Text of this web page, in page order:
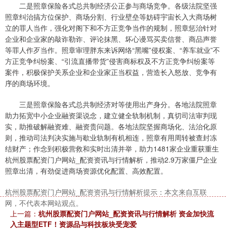
二是照章保险各式总共制经济公正参与商场竞争。各级法院坚强
照章纠治搞方位保护、商场分割、行业壁垒等妨碍宇宙长入大商场树
立的罪人当作，强化对阁下和不方正竞争当作的规制，照章惩治针对
企业和企业家的敲诈勒诈、评论抹黑、坏心谩骂买卖信誉、商品声誉
等罪人作歹当作。照章审理胖东来诉网络“黑嘴”侵权案、“养车就业”不
方正竞争纠纷案、“引流直播带货”侵害商标权及不方正竞争纠纷案等
案件，积极保护关系企业和企业家正当权益，营造长入怒放、竞争有
序的商场环境。
三是照章保险各式总共制经济对等使用出产身分。各地法院照章
助力拓宽中小企业融资渠说念，建立健全轨制机制，真切司法审判现
实，助推破解融资难、融资贵问题。各地法院坚握商场化、法治化原
则，推动司法判决实施与歇业轨制有机相连，照章有用周转被查封冻
结财产；作念到积极营救和实时出清并举，助力1481家企业重获重生
杭州股票配资门户网站_配资资讯与行情解析，推动2.9万家僵尸企业
照章出清，有劲促进商场资源优化配置、高效配置。
杭州股票配资门户网站_配资资讯与行情解析提示：本文来自互联
网，不代表本网站观点。
上一篇： 杭州股票配资门户网站_配资资讯与行情解析 资金加快流
入主题型ETF！资源品与科技板块受宠爱